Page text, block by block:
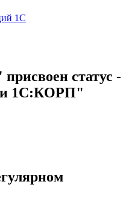
1C
статус -
1С:КOРП"